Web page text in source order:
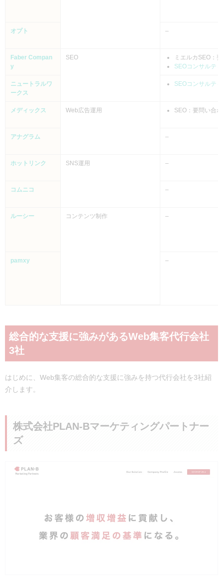
オプト –
Faber Compan
y
SEO
ミエルカSEO：
SEOコンサルテ
ニュートラルワ
ークス
SEOコンサルテ
メディックス Web広告運用 SEO：要問い合
アナグラム –
ホットリンク SNS運用 –
コムニコ –
ルーシー コンテンツ制作 –
pamxy –
総合的な支援に強みがあるWeb集客代行会社
3社
はじめに、Web集客の総合的な支援に強みを持つ代行会社を3社紹
介します。
株式会社PLAN-Bマーケティングパートナー
ズ